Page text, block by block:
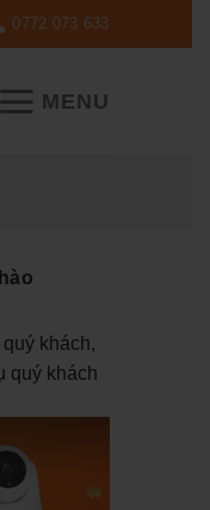
0772 073 633
MENU
khách,
quý khách